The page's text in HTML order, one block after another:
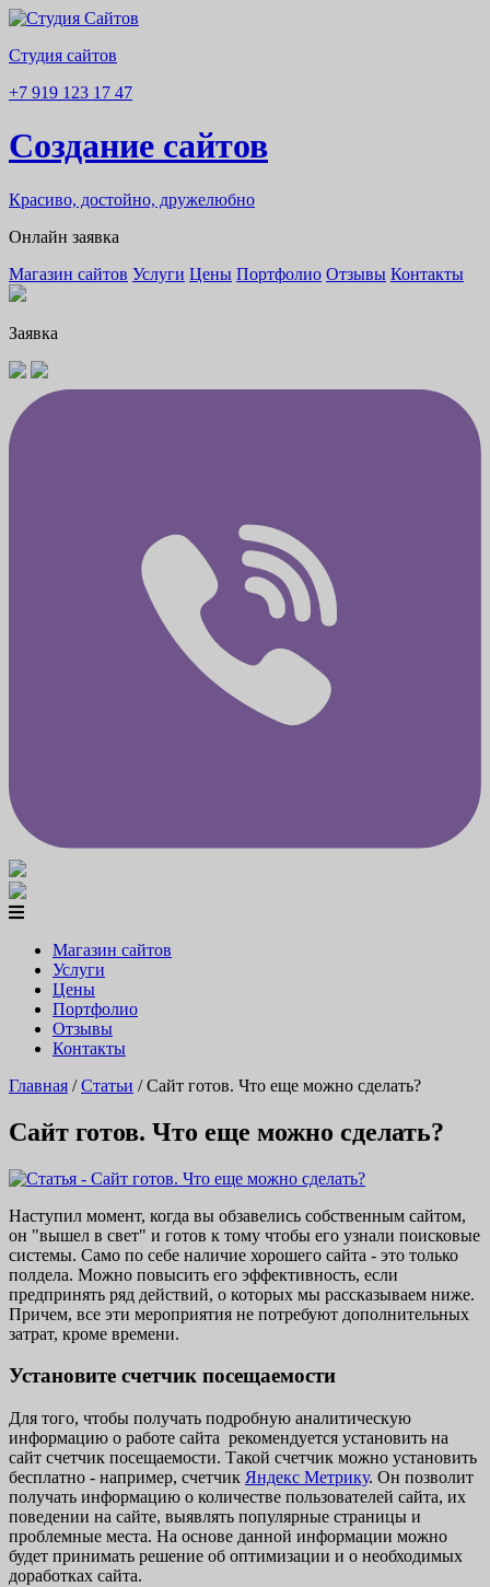
Студия сайтов
+7 919 123 17 47
Создание сайтов
Красиво, достойно, дружелюбно
Онлайн заявка
Магазин сайтов Услуги Цены Портфолио Отзывы Контакты
Заявка
Магазин сайтов
Услуги
Цены
Портфолио
Отзывы
Контакты
Главная / Статьи / Сайт готов. Что еще можно сделать?
Сайт готов. Что еще можно сделать?
Наступил момент, когда вы обзавелись собственным сайтом,
он "вышел в свет" и готов к тому чтобы его узнали поисковые
системы. Само по себе наличие хорошего сайта - это только
полдела. Можно повысить его эффективность, если
предпринять ряд действий, о которых мы рассказываем ниже.
Причем, все эти мероприятия не потребуют дополнительных
затрат, кроме времени.
Установите счетчик посещаемости
Для того, чтобы получать подробную аналитическую
информацию о работе сайта рекомендуется установить на
сайт счетчик посещаемости. Такой счетчик можно установить
бесплатно - например, счетчик Яндекс Метрику. Он позволит
получать информацию о количестве пользователей сайта, их
поведении на сайте, выявлять популярные страницы и
проблемные места. На основе данной информации можно
будет принимать решение об оптимизации и о необходимых
доработках сайта.